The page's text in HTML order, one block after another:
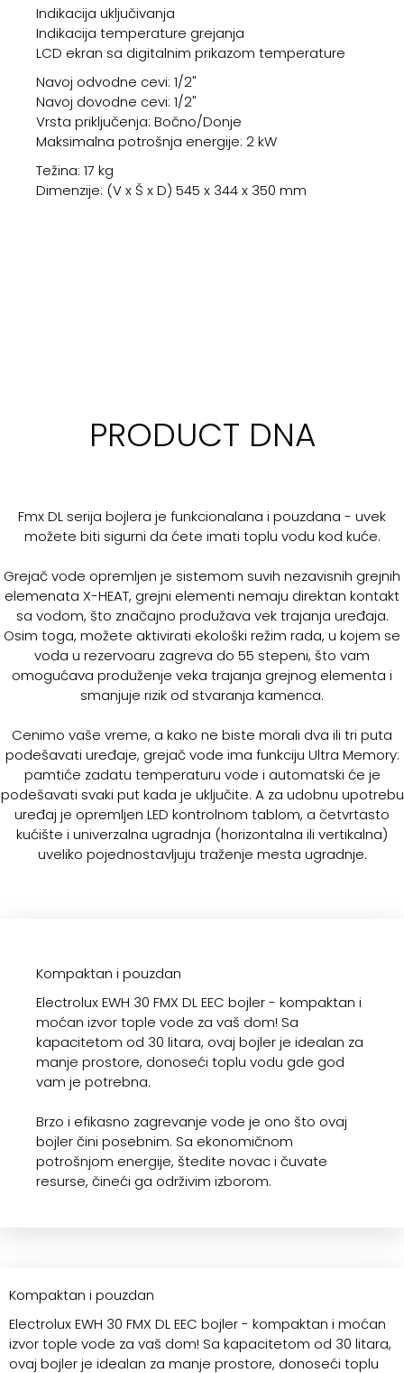
Indikacija uključivanja
Indikacija temperature grejanja
LCD ekran sa digitalnim prikazom temperature
Navoj odvodne cevi: 1/2"
Navoj dovodne cevi: 1/2"
Vrsta priključenja: Bočno/Donje
Maksimalna potrošnja energije: 2 kW
Težina: 17 kg
Dimenzije: (V x Š x D) 545 x 344 x 350 mm
PRODUCT DNA
Fmx DL serija bojlera je funkcionalana i pouzdana - uvek
možete biti sigurni da ćete imati toplu vodu kod kuće.
Grejač vode opremljen je sistemom suvih nezavisnih grejnih
elemenata X-HEAT, grejni elementi nemaju direktan kontakt
sa vodom, što značajno produžava vek trajanja uređaja.
Osim toga, možete aktivirati ekološki režim rada, u kojem se
voda u rezervoaru zagreva do 55 stepeni, što vam
omogućava produženje veka trajanja grejnog elementa i
smanjuje rizik od stvaranja kamenca.
Cenimo vaše vreme, a kako ne biste morali dva ili tri puta
podešavati uređaje, grejač vode ima funkciju Ultra Memory:
pamtiće zadatu temperaturu vode i automatski će je
podešavati svaki put kada je uključite. A za udobnu upotrebu
uređaj je opremljen LED kontrolnom tablom, a četvrtasto
kućište i univerzalna ugradnja (horizontalna ili vertikalna)
uveliko pojednostavljuju traženje mesta ugradnje.
Kompaktan i pouzdan
Electrolux EWH 30 FMX DL EEC bojler - kompaktan i
moćan izvor tople vode za vaš dom! Sa
kapacitetom od 30 litara, ovaj bojler je idealan za
manje prostore, donoseći toplu vodu gde god
vam je potrebna.
Brzo i efikasno zagrevanje vode je ono što ovaj
bojler čini posebnim. Sa ekonomičnom
potrošnjom energije, štedite novac i čuvate
resurse, čineći ga održivim izborom.
Kompaktan i pouzdan
Electrolux EWH 30 FMX DL EEC bojler - kompaktan i moćan
izvor tople vode za vaš dom! Sa kapacitetom od 30 litara,
ovaj bojler je idealan za manje prostore, donoseći toplu